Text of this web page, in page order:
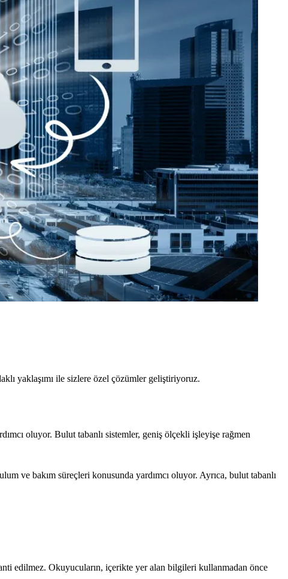
yaklaşımı ile sizlere özel çözümler geliştiriyoruz.
oluyor. Bulut tabanlı sistemler, geniş ölçekli işleyişe rağmen
ve bakım süreçleri konusunda yardımcı oluyor. Ayrıca, bulut tabanlı
edilmez. Okuyucuların, içerikte yer alan bilgileri kullanmadan önce